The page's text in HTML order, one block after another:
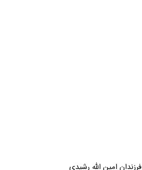
فرزندان امین الله رشیدی